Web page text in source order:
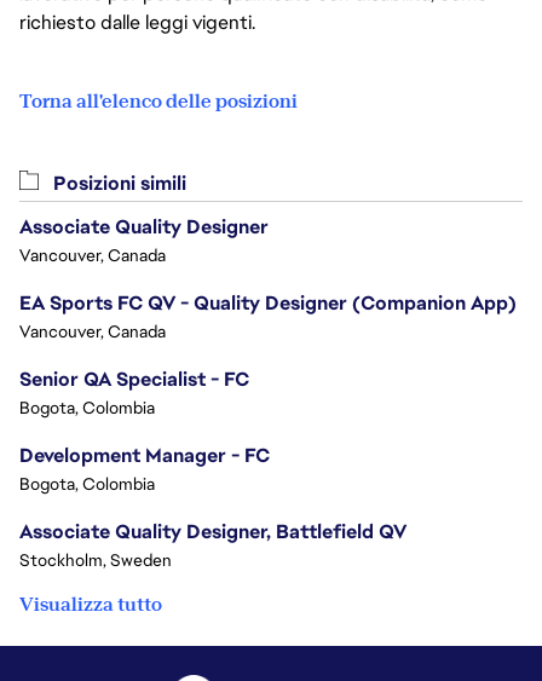
richiesto dalle leggi vigenti.
Torna all'elenco delle posizioni
Posizioni simili
Associate Quality Designer
Vancouver, Canada
EA Sports FC QV - Quality Designer (Companion App)
Vancouver, Canada
Senior QA Specialist - FC
Bogota, Colombia
Development Manager - FC
Bogota, Colombia
Associate Quality Designer, Battlefield QV
Stockholm, Sweden
Visualizza tutto